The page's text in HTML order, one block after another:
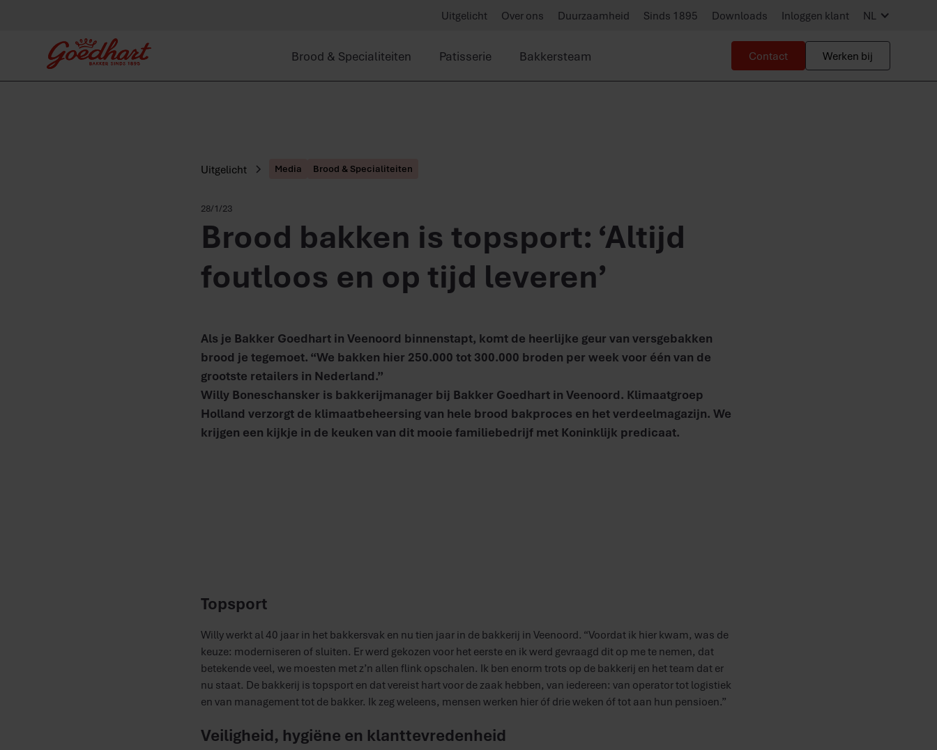
Brood & Specialiteiten Patisserie Bakkersteam
Uitgelicht Over ons Duurzaamheid Sinds 1895 Downloads Inloggen klant NL
Contact Werken bij
Uitgelicht Media Brood & Specialiteiten
28/1/23
Brood bakken is topsport: ‘Altijd
foutloos en op tijd leveren’
Als je Bakker Goedhart in Veenoord binnenstapt, komt de heerlijke geur van versgebakken
brood je tegemoet. “We bakken hier 250.000 tot 300.000 broden per week voor één van de
grootste retailers in Nederland.”
Willy Boneschansker is bakkerijmanager bij Bakker Goedhart in Veenoord. Klimaatgroep
Holland verzorgt de klimaatbeheersing van hele brood bakproces en het verdeelmagazijn. We
krijgen een kijkje in de keuken van dit mooie familiebedrijf met Koninklijk predicaat.
Topsport
Willy werkt al 40 jaar in het bakkersvak en nu tien jaar in de bakkerij in Veenoord. “Voordat ik hier kwam, was de
keuze: moderniseren of sluiten. Er werd gekozen voor het eerste en ik werd gevraagd dit op me te nemen, dat
betekende veel, we moesten met z’n allen flink opschalen. Ik ben enorm trots op de bakkerij en het team dat er
nu staat. De bakkerij is topsport en dat vereist hart voor de zaak hebben, van iedereen: van operator tot logistiek
en van management tot de bakker. Ik zeg weleens, mensen werken hier óf drie weken óf tot aan hun pensioen.”
Veiligheid, hygiëne en klanttevredenheid